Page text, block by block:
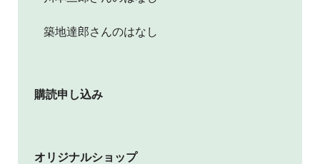
築地達郎さんのはなし
購読申し込み
オリジナルショップ